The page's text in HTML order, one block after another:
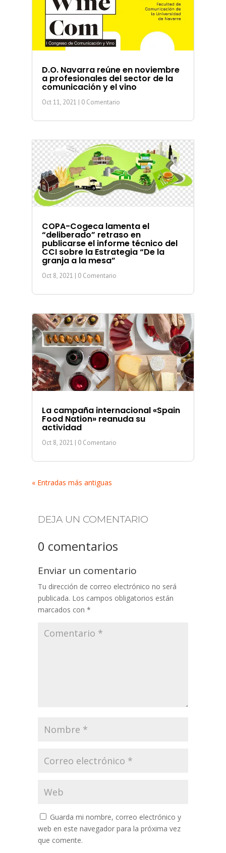
D.O. Navarra reúne en noviembre
a profesionales del sector de la
comunicación y el vino
Oct 11, 2021 | 0 Comentario
COPA-Cogeca lamenta el
“deliberado” retraso en
publicarse el informe técnico del
CCI sobre la Estrategia “De la
granja a la mesa”
Oct 8, 2021 | 0 Comentario
La campaña internacional «Spain
Food Nation» reanuda su
actividad
Oct 8, 2021 | 0 Comentario
« Entradas más antiguas
DEJA UN COMENTARIO
0 comentarios
Enviar un comentario
Tu dirección de correo electrónico no será
publicada. Los campos obligatorios están
marcados con *
Guarda mi nombre, correo electrónico y
web en este navegador para la próxima vez
que comente.